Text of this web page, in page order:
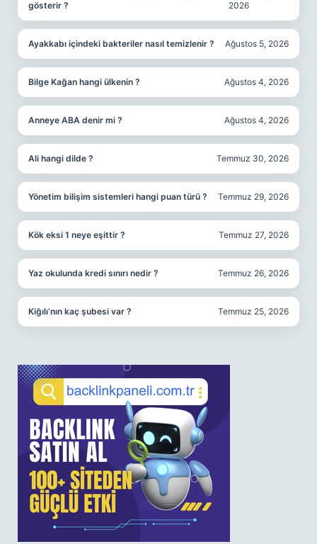
gösterir ?
2026
Ayakkabı içindeki bakteriler nasıl temizlenir ? Ağustos 5, 2026
Bilge Kağan hangi ülkenin ? Ağustos 4, 2026
Anneye ABA denir mi ? Ağustos 4, 2026
Ali hangi dilde ? Temmuz 30, 2026
Yönetim bilişim sistemleri hangi puan türü ? Temmuz 29, 2026
Kök eksi 1 neye eşittir ? Temmuz 27, 2026
Yaz okulunda kredi sınırı nedir ? Temmuz 26, 2026
Kiğılı’nın kaç şubesi var ? Temmuz 25, 2026